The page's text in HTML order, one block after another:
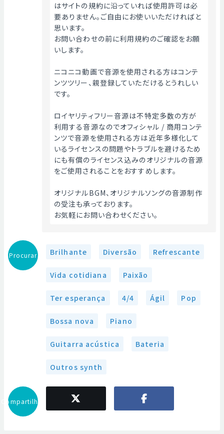
はサイトの規約に沿っていれば使用許可は必
要ありません。ご自由にお使いいただければと
思います。
お問い合わせの前に利用規約のご確認をお願
いします。
ニコニコ動画で音源を使用される方はコンテ
ンツツリー、親登録していただけるとうれしい
です。
ロイヤリティフリー音源は不特定多数の方が
利用する音源なのでオフィシャル / 商用コンテ
ンツで音源を使用される方は近年多様化して
いるライセンスの問題やトラブルを避けるため
にも有償のライセンス込みのオリジナルの音源
をご使用されることをおすすめします。
オリジナルBGM、オリジナルソングの音源制作
の受注も承っております。
お気軽にお問い合わせください。
Procurar Brilhante Diversão Refrescante
Vida cotidiana Paixão
Ter esperança 4/4 Ágil Pop
Bossa nova Piano
Guitarra acústica Bateria
Outros synth
Compartilhar